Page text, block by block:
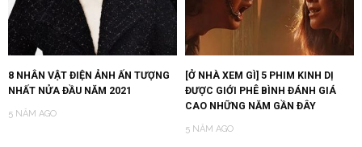
8 NHÂN VẬT ĐIỆN ẢNH ẤN TƯỢNG
NHẤT NỬA ĐẦU NĂM 2021
5 NĂM AGO
[Ở NHÀ XEM GÌ] 5 PHIM KINH DỊ
ĐƯỢC GIỚI PHÊ BÌNH ĐÁNH GIÁ
CAO NHỮNG NĂM GẦN ĐÂY
5 NĂM AGO